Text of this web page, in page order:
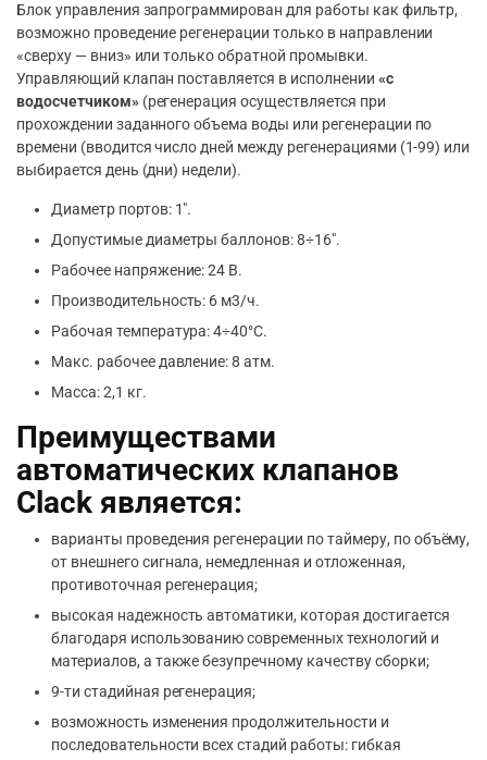
Блок управления запрограммирован для работы как фильтр,
возможно проведение регенерации только в направлении
«сверху — вниз» или только обратной промывки.
Управляющий клапан поставляется в исполнении «с
водосчетчиком»(регенерация осуществляется при
прохождении заданного объема воды или регенерации по
времени (вводится число дней между регенерациями (1-99) или
выбирается день (дни) недели).
Диаметр портов: 1″.
Допустимые диаметры баллонов: 8÷16″.
Рабочее напряжение: 24 В.
Производительность: 6 м3/ч.
Рабочая температура: 4÷40°С.
Макс. рабочее давление: 8 атм.
Масса: 2,1 кг.
Преимуществами
автоматических клапанов
Clack является:
варианты проведения регенерации по таймеру, по объёму,
от внешнего сигнала, немедленная и отложенная,
противоточная регенерация;
высокая надежность автоматики, которая достигается
благодаря использованию современных технологий и
материалов, а также безупречному качеству сборки;
9-ти стадийная регенерация;
возможность изменения продолжительности и
последовательности всех стадий работы: гибкая